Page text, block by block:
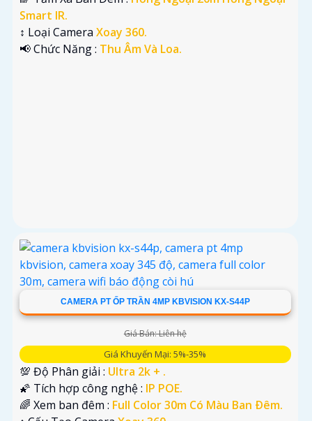
Smart IR.
↕️ Loại Camera Xoay 360.
️📢 Chức Năng : Thu Âm Và Loa.
CAMERA PT ỐP TRẦN 4MP KBVISION KX-S44P
Giá Bán: Liên hệ
Giá Khuyến Mại: 5%-35%
💯 Độ Phân giải : Ultra 2k + .
🌠 Tích hợp công nghệ : IP POE.
🌈 Xem ban đêm : Full Color 30m Có Màu Ban Ðêm.